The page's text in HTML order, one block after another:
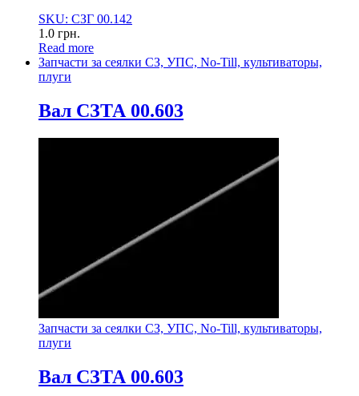
SKU: СЗГ 00.142
1.0 грн.
Read more
Запчасти за сеялки СЗ, УПС, No-Till, культиваторы,
плуги
Вал СЗТА 00.603
Запчасти за сеялки СЗ, УПС, No-Till, культиваторы,
плуги
Вал СЗТА 00.603